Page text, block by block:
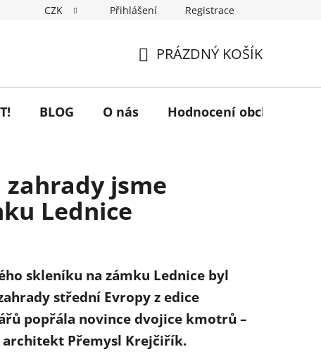
CZK Přihlášení Registrace
KOŠÍK
PRÁZDNÝ KOŠÍK
BLOG O nás Hodnocení obchodu
zahrady jsme
Lednice
skleníku na zámku Lednice byl
střední Evropy z edice
popřála novince dvojice kmotrů –
architekt Přemysl Krejčiřík.